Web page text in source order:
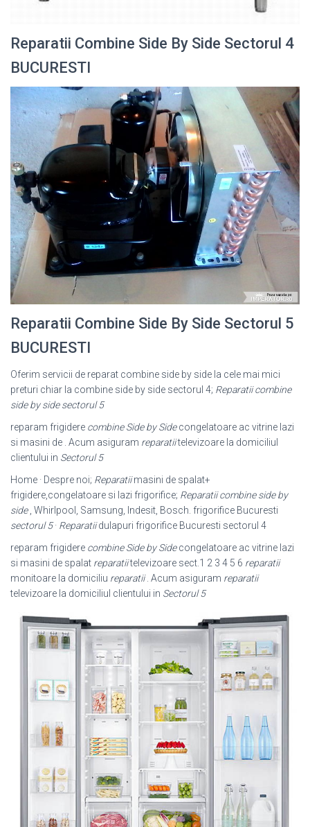
Reparatii Combine Side By Side Sectorul 4
BUCURESTI
Reparatii Combine Side By Side Sectorul 5
BUCURESTI
Oferim servicii de reparat combine side by side la cele mai mici
preturi chiar la combine side by side sectorul 4; Reparatii combine
side by side sectorul 5
reparam frigidere combine Side by Sidecongelatoare ac vitrine lazi
si masini de . Acum asiguram reparatiitelevizoare la domiciliul
clientului in Sectorul 5
Home · Despre noi; Reparatiimasini de spalat+
frigidere,congelatoare si lazi frigorifice; Reparatii combine side by
side, Whirlpool, Samsung, Indesit, Bosch. frigorifice Bucuresti
sectorul 5· Reparatiidulapuri frigorifice Bucuresti sectorul 4
reparam frigidere combine Side by Sidecongelatoare ac vitrine lazi
si masini de spalat reparatiitelevizoare sect.1 2 3 4 5 6 reparatii
monitoare la domiciliu reparatii. Acum asiguram reparatii
televizoare la domiciliul clientului in Sectorul 5